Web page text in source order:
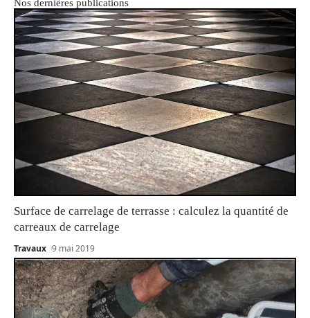
Nos dernières publications
Surface de carrelage de terrasse : calculez la quantité de
carreaux de carrelage
Travaux 9 mai 2019